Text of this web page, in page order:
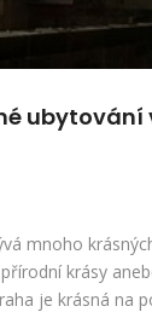
ubytování
mnoho
krásy
je krásná na